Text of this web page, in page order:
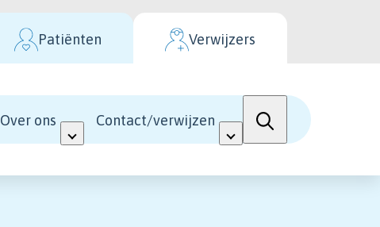
Patiënten Verwijzers
Over ons Contact/verwijzen